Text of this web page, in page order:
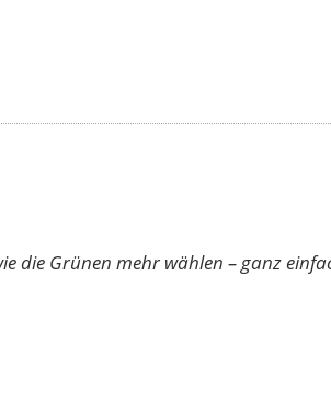
die Grünen mehr wählen – ganz